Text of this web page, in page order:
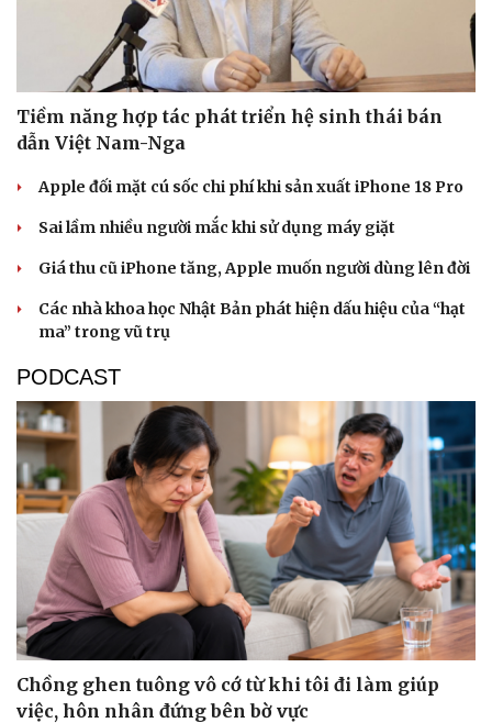
Cải chính
Tiềm năng hợp tác phát triển hệ sinh thái bán
dẫn Việt Nam-Nga
Apple đối mặt cú sốc chi phí khi sản xuất iPhone 18 Pro
Sai lầm nhiều người mắc khi sử dụng máy giặt
Giá thu cũ iPhone tăng, Apple muốn người dùng lên đời
Các nhà khoa học Nhật Bản phát hiện dấu hiệu của “hạt
ma” trong vũ trụ
PODCAST
Chồng ghen tuông vô cớ từ khi tôi đi làm giúp
việc, hôn nhân đứng bên bờ vực